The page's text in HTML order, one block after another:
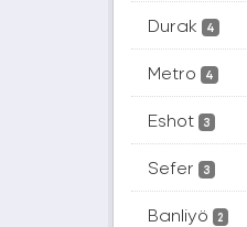
Durak 4
Metro 4
Eshot 3
Sefer 3
Banliyö 2